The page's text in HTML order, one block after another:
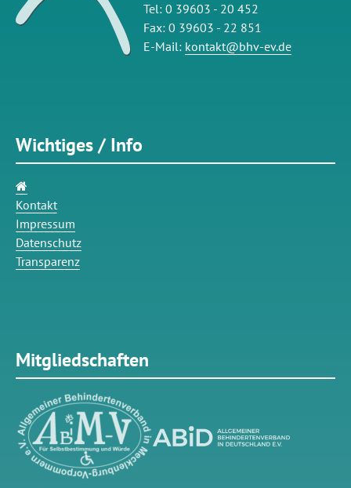
Tel: 0 39603 - 20 452
Fax: 0 39603 - 22 851
E-Mail: kontakt@bhv-ev.de
Wichtiges / Info
Navigation
überspringen
Kontakt
Impressum
Datenschutz
Transparenz
Mitgliedschaften